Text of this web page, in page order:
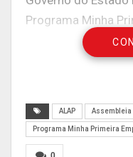
Programa Minha
vagas para os
criação e
acesso ao crédito
por até dois anos,
ALAP Assembleia
Programa Minha Primeira